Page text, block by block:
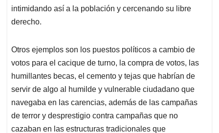
intimidando así a la población y cercenando su libre
derecho.
Otros ejemplos son los puestos políticos a cambio de
votos para el cacique de turno, la compra de votos, las
humillantes becas, el cemento y tejas que habrían de
servir de algo al humilde y vulnerable ciudadano que
navegaba en las carencias, además de las campañas
de terror y desprestigio contra campañas que no
cazaban en las estructuras tradicionales que